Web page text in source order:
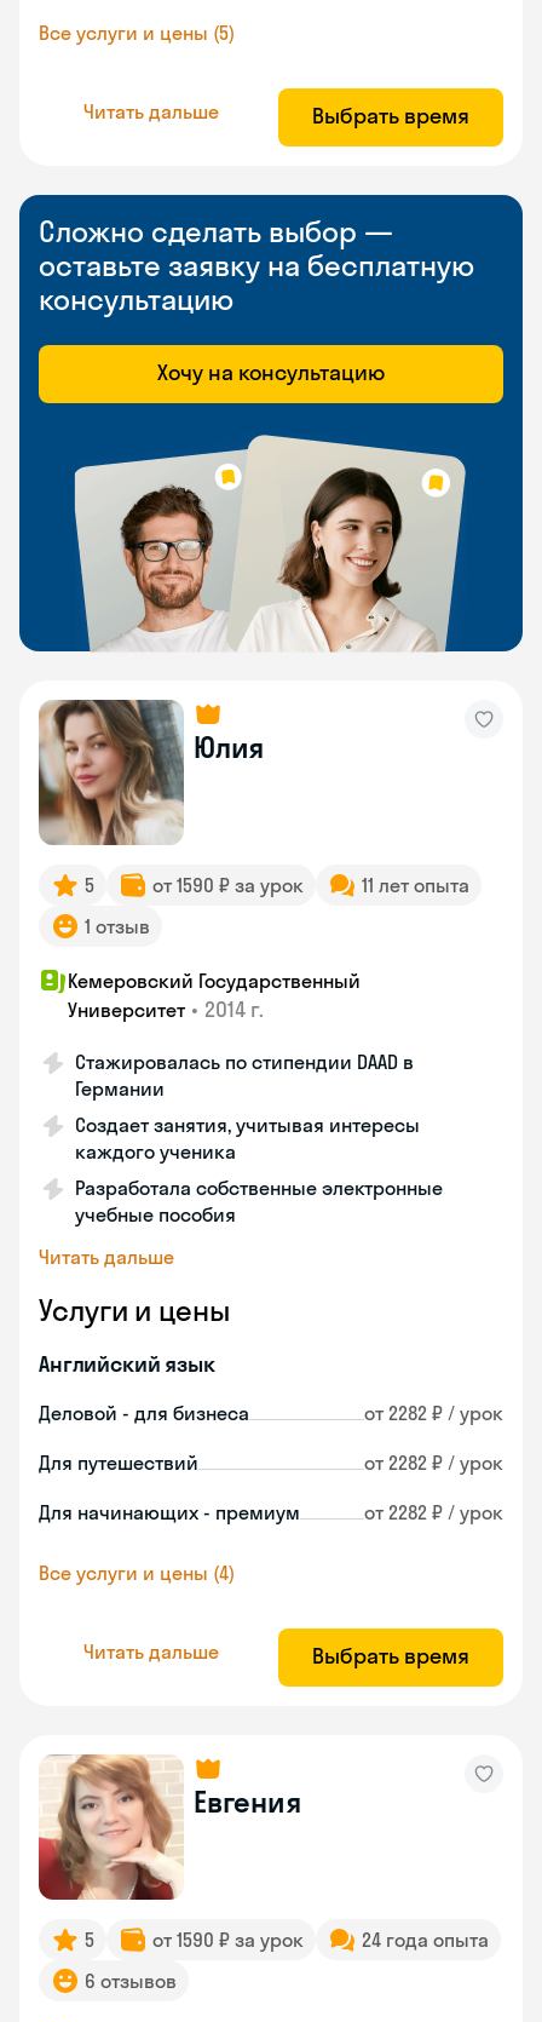
Все услуги и цены (5)
Читать дальше Выбрать время
Сложно сделать выбор —
оставьте заявку на бесплатную
консультацию
Хочу на консультацию
Юлия
5 от 1590 ₽ за урок
11 лет опыта
1 отзыв
Кемеровский Государственный
Университет • 2014 г.
Стажировалась по стипендии DAAD в
Германии
Создает занятия, учитывая интересы
каждого ученика
Разработала собственные электронные
учебные пособия
Читать дальше
Услуги и цены
Английский язык
Деловой - для бизнеса от 2282 ₽ / урок
Для путешествий от 2282 ₽ / урок
Для начинающих - премиум от 2282 ₽ / урок
Все услуги и цены (4)
Читать дальше Выбрать время
Евгения
5 от 1590 ₽ за урок
24 года опыта
6 отзывов